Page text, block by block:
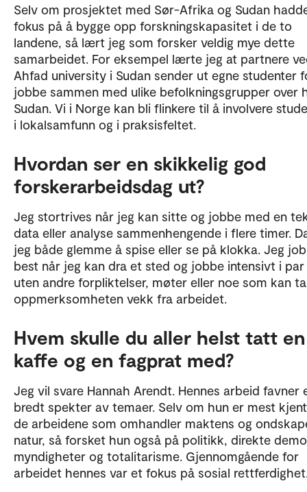
Selv om prosjektet med Sør-Afrika og Sudan
fokus på å bygge opp forskningskapasitet i de to
landene, så lært jeg som forsker veldig mye dette
samarbeidet. For eksempel lærte jeg at partnere
Ahfad university i Sudan sender ut egne studenter
jobbe sammen med ulike befolkningsgrupper over
Sudan. Vi i Norge kan bli flinkere til å involvere
i lokalsamfunn og i praksisfeltet.
Hvordan ser en skikkelig god
forskerarbeidsdag ut?
Jeg stortrives når jeg kan sitte og jobbe med en
data eller analyse sammenhengende i flere timer.
jeg både glemme å spise eller se på klokka. Jeg
best når jeg kan dra et sted og jobbe intensivt i par
uten andre forpliktelser, møter eller noe som kan ta
oppmerksomheten vekk fra arbeidet.
Hvem skulle du aller helst tatt en
kaffe og en fagprat med?
Jeg vil svare Hannah Arendt. Hennes arbeid favner
bredt spekter av temaer. Selv om hun er mest
de arbeidene som omhandler maktens og
natur, så forsket hun også på politikk, direkte
myndigheter og totalitarisme. Gjennomgående for
arbeidet hennes var et fokus på sosial